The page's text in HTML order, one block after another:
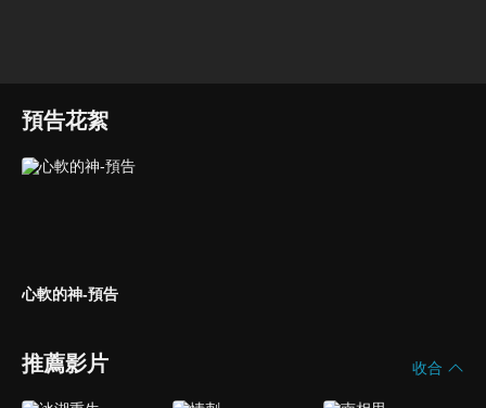
預告花絮
心軟的神-預告
推薦影片 收合